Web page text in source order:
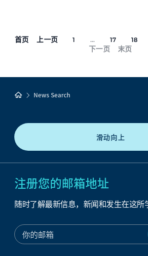
首页 上一页 1 ... 17 18
下一页 末页
News Search
滑动向上
注册您的邮箱地址
随时了解最新信息，新闻和发生在这所